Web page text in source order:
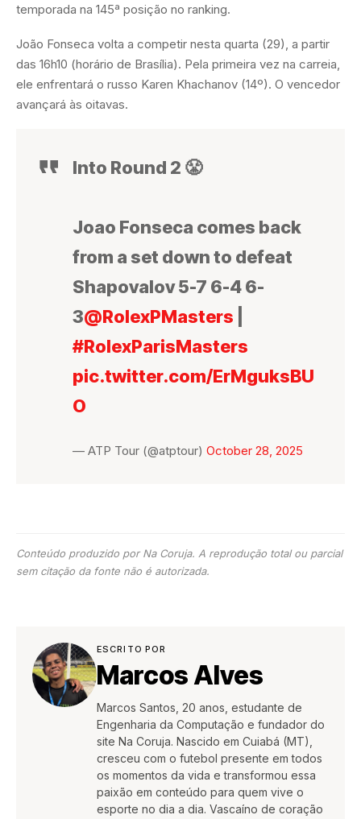
temporada na 145ª posição no ranking.
João Fonseca volta a competir nesta quarta (29), a partir
das 16h10 (horário de Brasília). Pela primeira vez na carreia,
ele enfrentará o russo Karen Khachanov (14º). O vencedor
avançará às oitavas.
Into Round 2 😤
Joao Fonseca comes back
from a set down to defeat
Shapovalov 5-7 6-4 6-
3@RolexPMasters
#RolexParisMasters
pic.twitter.com/ErMguksBU
O
— ATP Tour (@atptour) October 28, 2025
Conteúdo produzido por Na Coruja. A reprodução total ou parcial
sem citação da fonte não é autorizada.
ESCRITO POR
Marcos Alves
Marcos Santos, 20 anos, estudante de
Engenharia da Computação e fundador do
site Na Coruja. Nascido em Cuiabá (MT),
cresceu com o futebol presente em todos
os momentos da vida e transformou essa
paixão em conteúdo para quem vive o
esporte no dia a dia. Vascaíno de coração